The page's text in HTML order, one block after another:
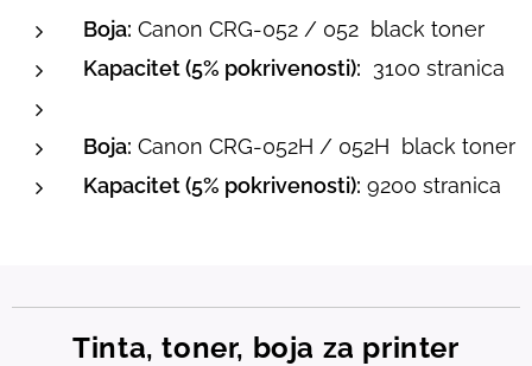
Boja: Canon CRG-052 / 052 black toner
Kapacitet (5% pokrivenosti): 3100 stranica
Boja: Canon CRG-052H / 052H black toner
Kapacitet (5% pokrivenosti): 9200 stranica
Tinta, toner, boja za printer